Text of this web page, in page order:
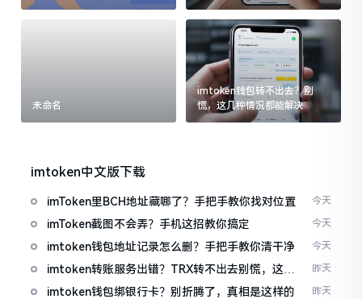
跌被套牢
未命名
imtoken钱包转不出去？别
慌，这几种情况都能解决
imtoken中文版下载
imToken里BCH地址藏哪了？手把手教你找对位置 今天
imToken截图不会弄？手机这招教你搞定 今天
imtoken钱包地址记录怎么删？手把手教你清干净 今天
imtoken转账服务出错？TRX转不出去别慌，这几
招试试
昨天
imtoken钱包绑银行卡？别折腾了，真相是这样的 昨天